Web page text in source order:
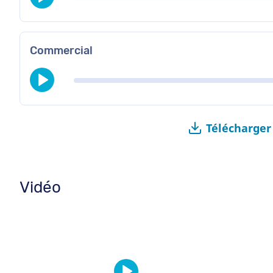
Commercial
Vidéo